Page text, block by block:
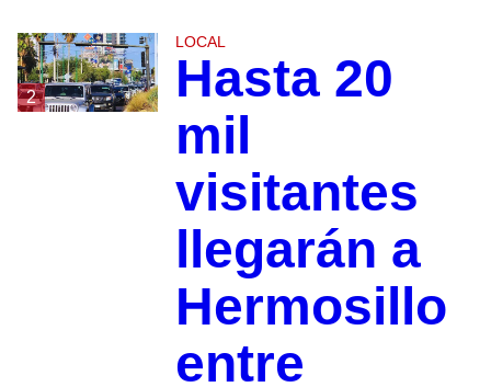
2
LOCAL
Hasta 20
mil
visitantes
llegarán a
Hermosillo
entre